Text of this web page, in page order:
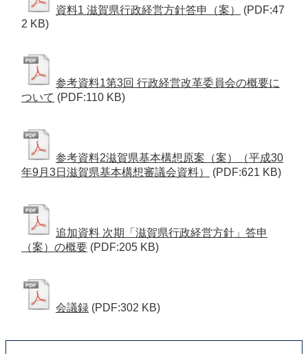
資料1 滋賀県行政経営方針答申（案）
(PDF:47
2 KB)
参考資料1第3回 行政経営改革委員会の概要に
ついて (PDF:110 KB)
参考資料2滋賀県基本構想原案（案）（平成30
年9月3日滋賀県基本構想審議会資料）
(PDF:621 KB)
追加資料 次期「滋賀県行政経営方針」答申
（案）の概要 (PDF:205 KB)
会議録 (PDF:302 KB)